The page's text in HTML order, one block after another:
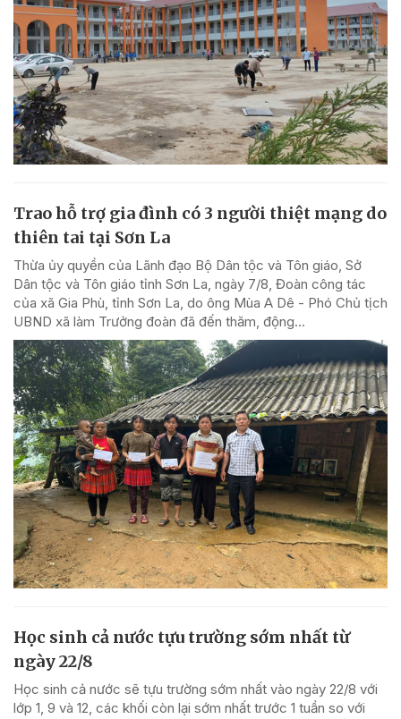
Trao hỗ trợ gia đình có 3 người thiệt mạng do
thiên tai tại Sơn La
Thừa ủy quyền của Lãnh đạo Bộ Dân tộc và Tôn giáo, Sở
Dân tộc và Tôn giáo tỉnh Sơn La, ngày 7/8, Đoàn công tác
của xã Gia Phù, tỉnh Sơn La, do ông Mùa A Dê - Phó Chủ tịch
UBND xã làm Trưởng đoàn đã đến thăm, động...
Học sinh cả nước tựu trường sớm nhất từ
ngày 22/8
Học sinh cả nước sẽ tựu trường sớm nhất vào ngày 22/8 với
lớp 1, 9 và 12, các khối còn lại sớm nhất trước 1 tuần so với